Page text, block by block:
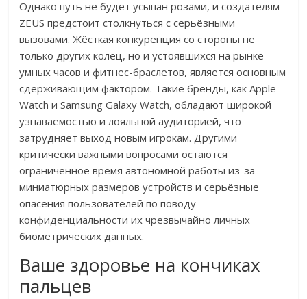
Однако путь не будет усыпан розами, и создателям
ZEUS предстоит столкнуться с серьёзными
вызовами. Жёсткая конкуренция со стороны не
только других колец, но и устоявшихся на рынке
умных часов и фитнес-браслетов, является основным
сдерживающим фактором. Такие бренды, как Apple
Watch и Samsung Galaxy Watch, обладают широкой
узнаваемостью и лояльной аудиторией, что
затрудняет выход новым игрокам. Другими
критически важными вопросами остаются
ограниченное время автономной работы из-за
миниатюрных размеров устройств и серьёзные
опасения пользователей по поводу
конфиденциальности их чрезвычайно личных
биометрических данных.
Ваше здоровье на кончиках
пальцев